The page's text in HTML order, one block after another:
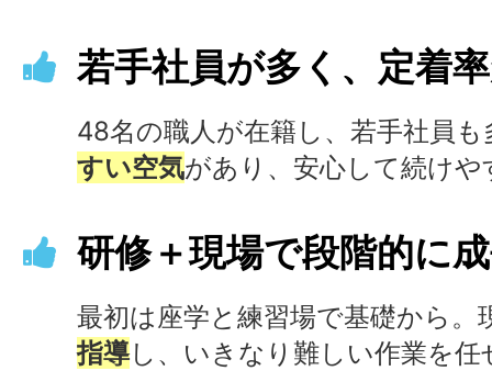
若手社員が多く、定着
48名の職人が在籍し、若手社員も
すい空気があり、安心して続け
研修＋現場で段階的に
最初は座学と練習場で基礎から。
指導し、いきなり難しい作業を任